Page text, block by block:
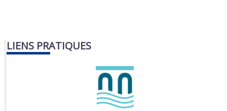
LIENS PRATIQUES